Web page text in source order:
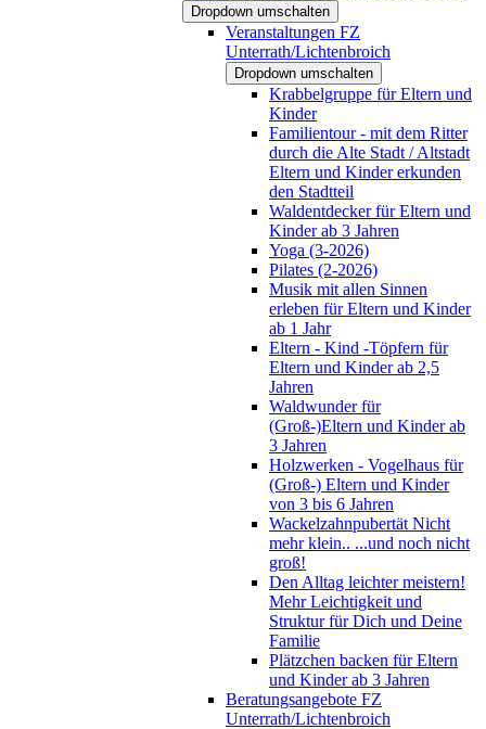
Dropdown umschalten
Veranstaltungen FZ
Unterrath/Lichtenbroich
Dropdown umschalten
Krabbelgruppe für Eltern und
Kinder
Familientour - mit dem Ritter
durch die Alte Stadt / Altstadt
Eltern und Kinder erkunden
den Stadtteil
Waldentdecker für Eltern und
Kinder ab 3 Jahren
Yoga (3-2026)
Pilates (2-2026)
Musik mit allen Sinnen
erleben für Eltern und Kinder
ab 1 Jahr
Eltern - Kind -Töpfern für
Eltern und Kinder ab 2,5
Jahren
Waldwunder für
(Groß-)Eltern und Kinder ab
3 Jahren
Holzwerken - Vogelhaus für
(Groß-) Eltern und Kinder
von 3 bis 6 Jahren
Wackelzahnpubertät Nicht
mehr klein.. ...und noch nicht
groß!
Den Alltag leichter meistern!
Mehr Leichtigkeit und
Struktur für Dich und Deine
Familie
Plätzchen backen für Eltern
und Kinder ab 3 Jahren
Beratungsangebote FZ
Unterrath/Lichtenbroich